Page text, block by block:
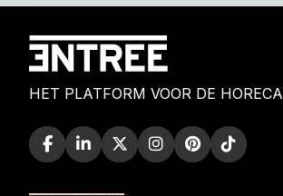
HET PLATFORM VOOR DE HORECA